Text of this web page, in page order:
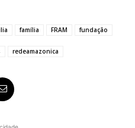
família FRAM fundação
redeamazonica